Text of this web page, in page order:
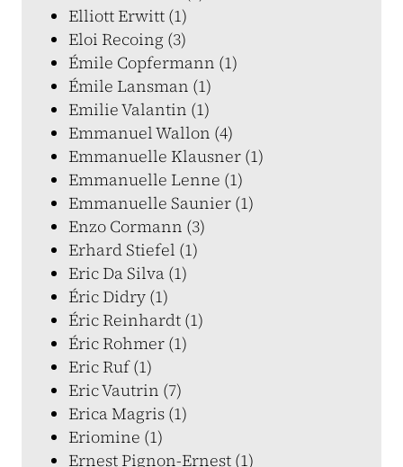
Elliott Erwitt (1)
Eloi Recoing (3)
Émile Copfermann (1)
Émile Lansman (1)
Emilie Valantin (1)
Emmanuel Wallon (4)
Emmanuelle Klausner (1)
Emmanuelle Lenne (1)
Emmanuelle Saunier (1)
Enzo Cormann (3)
Erhard Stiefel (1)
Eric Da Silva (1)
Éric Didry (1)
Éric Reinhardt (1)
Éric Rohmer (1)
Eric Ruf (1)
Eric Vautrin (7)
Erica Magris (1)
Eriomine (1)
Ernest Pignon-Ernest (1)